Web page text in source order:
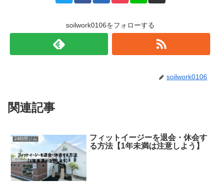
soilwork0106をフォローする
soilwork0106
関連記事
24時間ジム
フィットイージーを退会・休会す
る方法【1年未満は注意しよう】